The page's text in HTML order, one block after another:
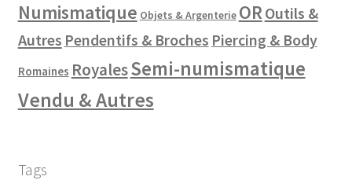
Numismatique Objets & Argenterie OR Outils &
Autres Pendentifs & Broches Piercing & Body
Romaines RoyalesSemi-numismatique
Vendu & Autres
Tags